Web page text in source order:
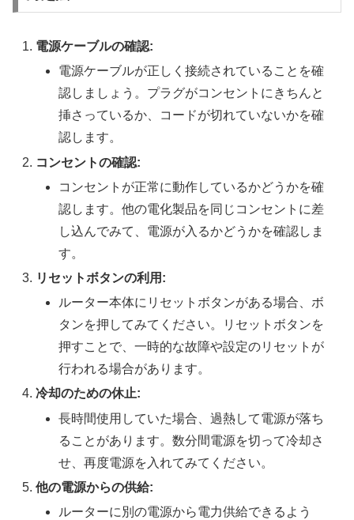
電源ケーブルの確認:
電源ケーブルが正しく接続されていることを確
認しましょう。プラグがコンセントにきちんと
挿さっているか、コードが切れていないかを確
認します。
コンセントの確認:
コンセントが正常に動作しているかどうかを確
認します。他の電化製品を同じコンセントに差
し込んでみて、電源が入るかどうかを確認しま
す。
リセットボタンの利用:
ルーター本体にリセットボタンがある場合、ボ
タンを押してみてください。リセットボタンを
押すことで、一時的な故障や設定のリセットが
行われる場合があります。
冷却のための休止:
長時間使用していた場合、過熱して電源が落ち
ることがあります。数分間電源を切って冷却さ
せ、再度電源を入れてみてください。
他の電源からの供給:
ルーターに別の電源から電力供給できるよう